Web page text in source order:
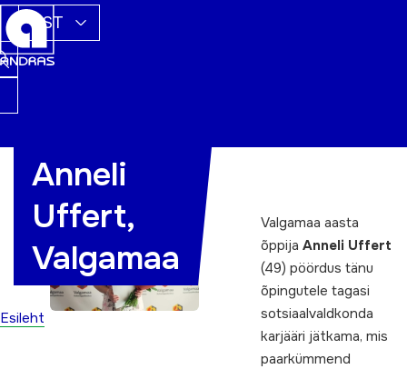
EST
Esileht
Anneli
Uffert,
Valgamaa
Pööre karjääris
Valgamaa aasta
õppija Anneli Uffert
(49) pöördus tänu
õpingutele tagasi
sotsiaalvaldkonda
karjääri jätkama, mis
paarkümmend